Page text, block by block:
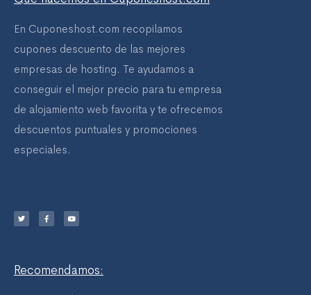
En Cuponeshost.com recopilamos
cupones descuento de las mejores
empresas de hosting. Te ayudamos a
conseguir el mejor precio para tu empresa
de alojamiento web favorita y te ofrecemos
descuentos puntuales y promociones
especiales.
i
t
t
c
e
b
u
t
u
Recomendamos: